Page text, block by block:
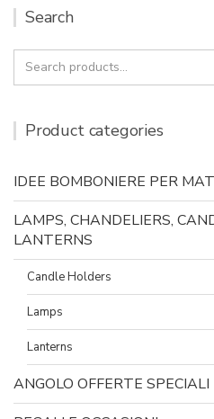
Search
Search
for:
Product categories
IDEE BOMBONIERE PER
LAMPS, CHANDELIERS,
LANTERNS
Candle Holders
Lamps
Lanterns
ANGOLO OFFERTE SPECIALI